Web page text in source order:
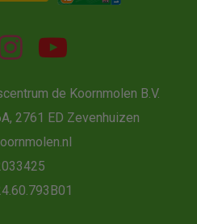
de Koornmolen B.V.
2761 ED Zevenhuizen